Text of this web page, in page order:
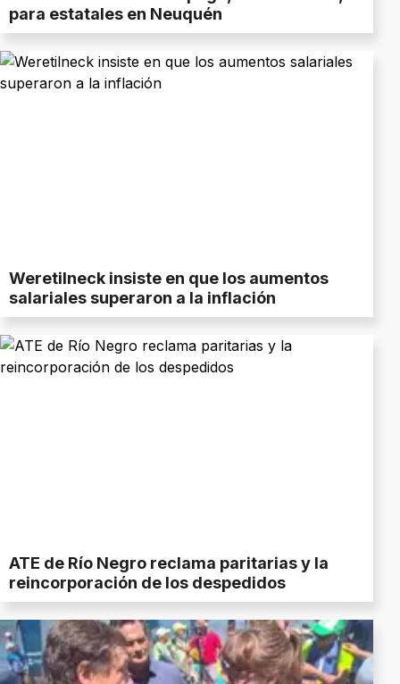
para estatales en Neuquén
Weretilneck insiste en que los aumentos
salariales superaron a la inflación
ATE de Río Negro reclama paritarias y la
reincorporación de los despedidos